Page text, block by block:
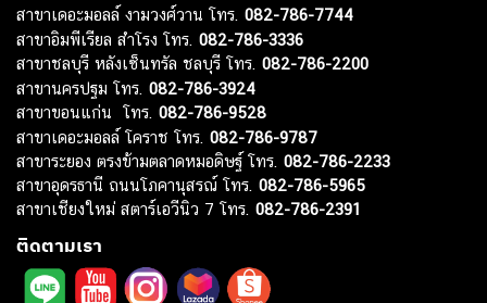
สาขาเดอะมอลล์ งามวงศ์วาน โทร. 082-786-7744
สาขาอิมพีเรียล สำโรง โทร. 082-786-3336
สาขาชลบุรี หลังเซ็นทรัล ชลบุรี โทร. 082-786-2200
สาขานครปฐม โทร. 082-786-3924
สาขาขอนแก่น โทร. 082-786-9528
สาขาเดอะมอลล์ โคราช โทร. 082-786-9787
สาขาระยอง ตรงข้ามตลาดหมอดิษฐ์ โทร. 082-786-2233
สาขาอุดรธานี ถนนโภคานุสรณ์ โทร. 082-786-5965
สาขาเชียงใหม่ สตาร์เอวีนิว 7 โทร. 082-786-2391
ติดตามเรา